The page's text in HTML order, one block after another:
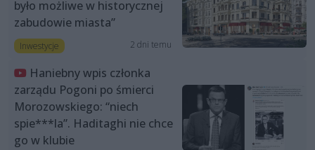
było możliwe w historycznej
zabudowie miasta”
Inwestycje 2 dni temu
Haniebny wpis członka
zarządu Pogoni po śmierci
Morozowskiego: “niech
spie***la”. Haditaghi nie chce
go w klubie